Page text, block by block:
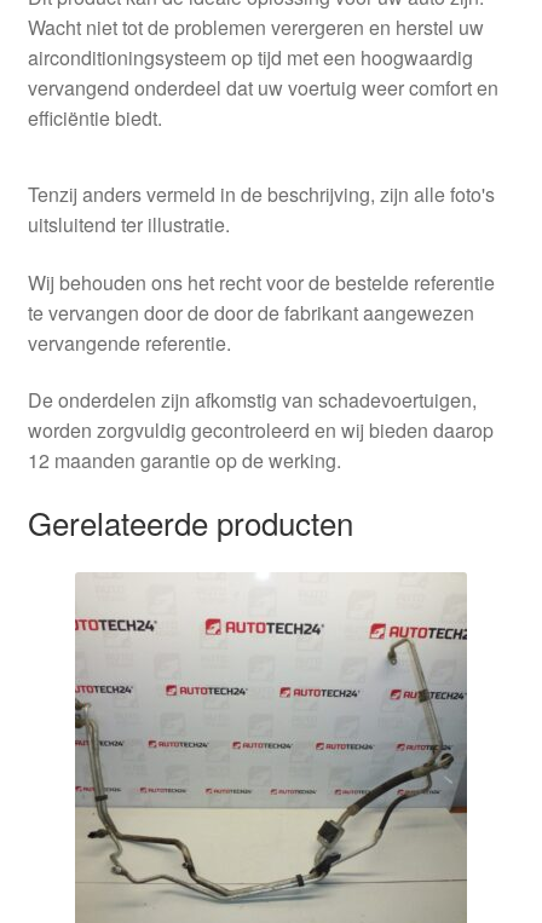
Wacht niet tot de problemen verergeren en herstel uw
airconditioningsysteem op tijd met een hoogwaardig
vervangend onderdeel dat uw voertuig weer comfort en
efficiëntie biedt.
Tenzij anders vermeld in de beschrijving, zijn alle foto's
uitsluitend ter illustratie.
Wij behouden ons het recht voor de bestelde referentie
te vervangen door de door de fabrikant aangewezen
vervangende referentie.
De onderdelen zijn afkomstig van schadevoertuigen,
worden zorgvuldig gecontroleerd en wij bieden daarop
12 maanden garantie op de werking.
Gerelateerde producten